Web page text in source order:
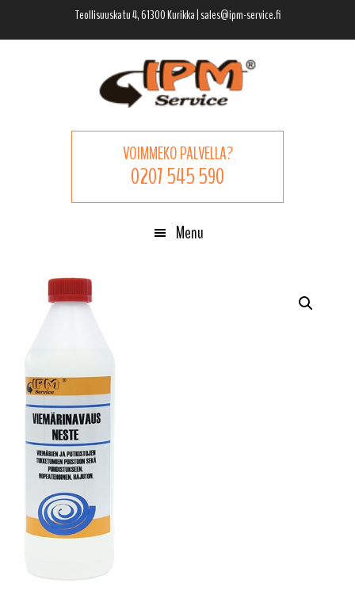
pääsisältöön
ensisijaiseen
alatunnisteeseen
Teollisuuskatu 4, 61300 Kurikka | sales@ipm-service.fi
VOIMMEKO PALVELLA?
0207 545 590
Menu